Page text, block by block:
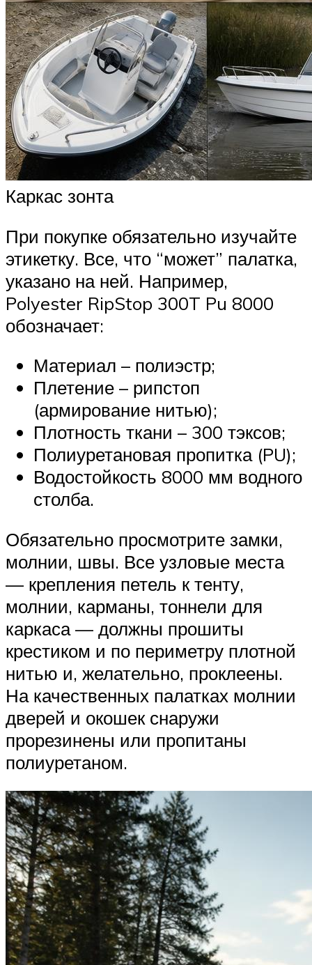
Каркас зонта
При покупке обязательно изучайте
этикетку. Все, что “может” палатка,
указано на ней. Например,
Polyester RipStop 300T Pu 8000
обозначает:
Материал – полиэстр;
Плетение – рипстоп
(армирование нитью);
Плотность ткани – 300 тэксов;
Полиуретановая пропитка (PU);
Водостойкость 8000 мм водного
столба.
Обязательно просмотрите замки,
молнии, швы. Все узловые места
— крепления петель к тенту,
молнии, карманы, тоннели для
каркаса — должны прошиты
крестиком и по периметру плотной
нитью и, желательно, проклеены.
На качественных палатках молнии
дверей и окошек снаружи
прорезинены или пропитаны
полиуретаном.